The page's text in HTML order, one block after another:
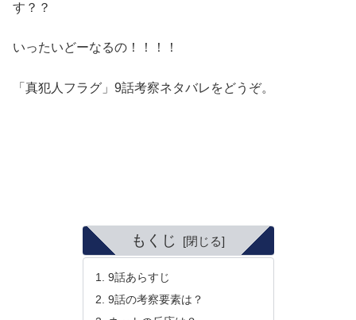
す？？
いったいどーなるの！！！！
「真犯人フラグ」9話考察ネタバレをどうぞ。
もくじ
9話あらすじ
9話の考察要素は？